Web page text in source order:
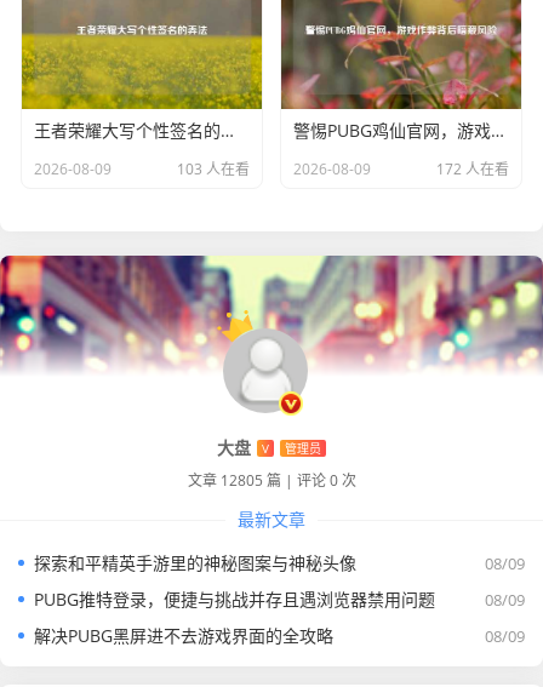
常，尝试重新连接 Wi-Fi 或切换到移动数据网络，网络
带宽不足也可能影响游戏，比如在多人共享网络或者网
络套餐带宽较低的情况下，可以联系网络服务提供商，
提升网络带宽，或者优化网络设置，减少网络延迟和波
网络防火墙限制某些网络防火墙可能会限制游戏与服务
接，可以在防火墙中添加游戏程序为信任程序，或者暂
时关闭防火墙，然后运行游戏，看是否能解决闪退问
题。
PUBG 国服闪退问题虽然令人头疼，但通过对硬件、软件和
网络等方面的排查与优化，大多情况下都能找到解决办法，
希望广大玩家能够顺利解决闪退问题，尽情享受 PUBG 国服
带来的精彩游戏体验。
王者荣耀大写个性签名的弄法
2026-08-09 103 人在看
警惕PUBG鸡仙官网，游戏作弊背后暗藏风险
2026-08-09 172 人在看
大盘 V 管理员
文章 12805 篇 | 评论 0 次
最新文章
08/09
探索和平精英手游里的神秘图案与神秘头像
08/09
PUBG推特登录，便捷与挑战并存且遇浏览器禁用问题
08/09
解决PUBG黑屏进不去游戏界面的全攻略